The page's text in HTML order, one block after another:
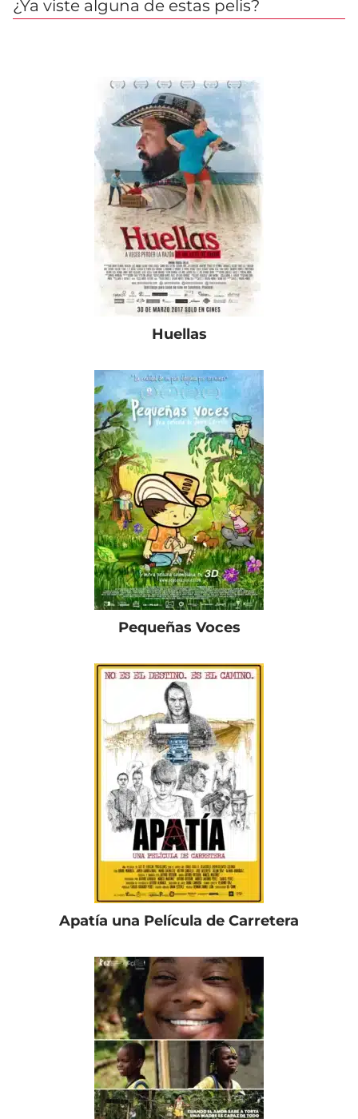
¿Ya viste alguna de estas pelis?
Huellas
Pequeñas Voces
Apatía una Película de Carretera